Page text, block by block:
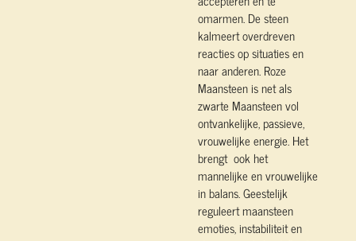
omarmen. De steen
kalmeert overdreven
reacties op situaties en
naar anderen. Roze
Maansteen is net als
zwarte Maansteen vol
ontvankelijke, passieve,
vrouwelijke energie. Het
brengt ook het
mannelijke en vrouwelijke
in balans. Geestelijk
reguleert maansteen
emoties, instabiliteit en